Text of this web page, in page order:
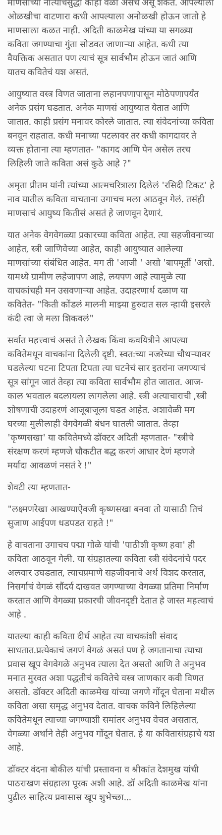
ओळखीचा वाटणारा कधी आपल्याला अनोळखी होऊन जातो हे
माणसाला कळत नाही. अदिती काळमेख यांच्या या सगळ्या
कविता जगण्याचा गुंता सोडवत जाणाऱ्या आहेत. कधी त्या
वैयक्तिक असतात पण त्याचं सूत्र सार्वभौम होऊन जातं आणि
यातच कवितेचं यश असतं.
आयुष्यात वस्त्र विणत जाताना लहानपणापासून मोठेपणापर्यंत
अनेक प्रसंग घडतात. अनेक माणसं आयुष्यात येतात आणि
जातात. काही प्रसंग मनावर कोरले जातात. त्या संवेदनांच्या कविता
बनवून राहतात. कधी मनाच्या पटलावर तर कधी कागदावर ते
व्यक्त होताना त्या म्हणतात- "कागद आणि पेन असेल तरच
लिहिली जाते कविता असं कुठे आहे ?"
अमृता प्रीतम यांनी त्यांच्या आत्मचरित्राला दिलेलं 'रसिदी टिकट' हे
नाव यातील कविता वाचताना उगाचच मला आठवून गेलं. तसंही
माणसाचं आयुष्य कितीसं असतं हे जाणवून देणारं.
यात अनेक वेगवेगळ्या प्रकारच्या कविता आहेत. त्या सहजीवनाच्या
आहेत, स्त्री जाणिवेच्या आहेत, काही आयुष्यात आलेल्या
माणसांच्या संबंधित आहेत. मग ती 'आजी ' असो 'बापमूर्ती 'असो.
यामध्ये ग्रामीण लहेजापण आहे, लयपण आहे त्यामुळे त्या
वाचकांचही मन उसवणाऱ्या आहेत. उदाहरणार्थ दळाण या
कवितेत- "किती कोंडलं मालनी माझ्या हुरुदात सल न्हायी इसरले
कंदी त्वा जे मला शिकवलं"
सर्वात महत्त्वाचं असतं ते लेखक किंवा कवयित्रीने आपल्या
कवितेमधून वाचकांना दिलेली दृष्टी. स्वतःच्या नजरेच्या चौथर्‍यावर
घडलेल्या घटना टिपता टिपता त्या घटनेचं सार इतरांना जगण्याचं
सूत्र सांगून जातं तेव्हा त्या कविता सार्वभौम होत जातात. आज-
काल भवताल बदलायला लागलेला आहे. स्त्री अत्याचाराची ,स्त्री
शोषणाची उदाहरणं आजूबाजूला घडत आहेत. अशावेळी मग
घरच्या मुलीलाही वेगवेगळी बंधन घातली जातात. तेव्हा
'कृष्णसखा' या कवितेमध्ये डॉक्टर अदिती म्हणतात- "स्त्रीचे
संरक्षण करणं म्हणजे चौकटीत बद्ध करणं आधार देणं म्हणजे
मर्यादा आवळणं नसतं रे !"
शेवटी त्या म्हणतात-
"लक्ष्मणरेखा आखण्याऐवजी कृष्णसखा बनवा तो यासाठी तिचं
सुजाण आईपण धडपडत राहते !"
हे वाचताना उगाचच पद्मा गोळे यांची 'पाठीशी कृष्ण हवा' ही
कविता आठवून गेली. या संग्रहातल्या कविता स्त्री संवेदनांचे पदर
अलवार उघडतात, त्याचप्रमाणे सहजीवनाचे अर्थ विशद करतात,
निसर्गाचं वेगळं सौंदर्य दाखवत जगण्याच्या वेगळ्या प्रतिमा निर्माण
करतात आणि वेगळ्या प्रकारची जीवनदृष्टी देतात हे जास्त महत्वाचं
आहे .
यातल्या काही कविता दीर्घ आहेत त्या वाचकांशी संवाद
साधतात.प्रत्येकाचं जगणं वेगळं असतं पण हे जगतानाचा त्याचा
प्रवास खूप वेगवेगळे अनुभव त्याला देत असतो आणि ते अनुभव
मनात मुरवत अशा पद्धतीचं कवितेचे वस्त्र जाणकार कवी विणत
असतो. डॉक्टर अदिती काळमेख यांच्या जगणे गोंदून घेताना मधील
कविता असा समृद्ध अनुभव देतात. वाचक कविने लिहिलेल्या
कवितेमधून त्याच्या जगण्याशी समांतर अनुभव वेचत असतात,
वेगळ्या अर्थाने तेही अनुभव गोंदून घेतात. हे या कवितासंग्रहाचे यश
आहे.
डॉक्टर वंदना बोकील यांची प्रस्तावना व श्रीकांत देशमुख यांची
पाठराखण संग्रहाला पूरक अशी आहे. डॉ अदिती काळमेख यांना
पुढील साहित्य प्रवासास खूप शुभेच्छा...